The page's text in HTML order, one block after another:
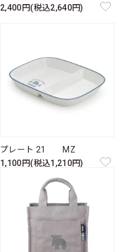
2,400円(税込2,640円)
プレート 21 MZ
1,100円(税込1,210円)